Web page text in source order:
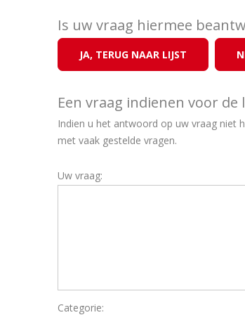
Is uw vraag hiermee
Een vraag indienen voor
Indien u het antwoord op uw vraag niet
met vaak gestelde vragen.
Uw vraag:
Categorie: